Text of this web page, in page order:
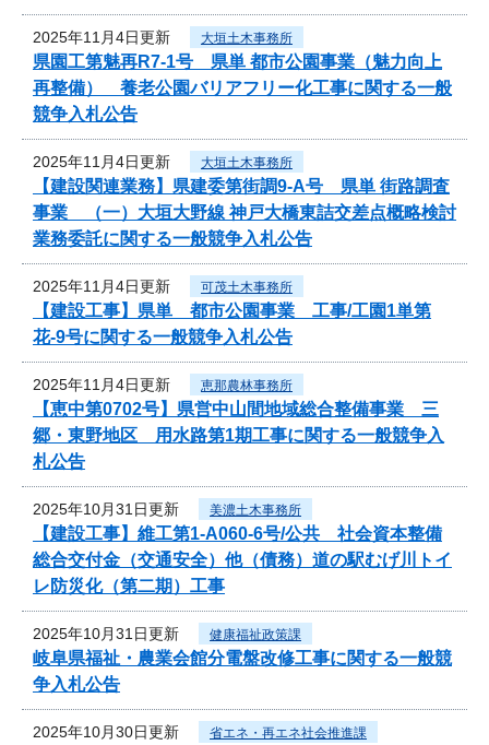
2025年11月4日更新 大垣土木事務所
県園工第魅再R7-1号 県単 都市公園事業（魅力向上
再整備） 養老公園バリアフリー化工事に関する一般
競争入札公告
2025年11月4日更新 大垣土木事務所
【建設関連業務】県建委第街調9-A号 県単 街路調査
事業 （一）大垣大野線 神戸大橋東詰交差点概略検討
業務委託に関する一般競争入札公告
2025年11月4日更新 可茂土木事務所
【建設工事】県単 都市公園事業 工事/工園1単第
花-9号に関する一般競争入札公告
2025年11月4日更新 恵那農林事務所
【恵中第0702号】県営中山間地域総合整備事業 三
郷・東野地区 用水路第1期工事に関する一般競争入
札公告
2025年10月31日更新 美濃土木事務所
【建設工事】維工第1-A060-6号/公共 社会資本整備
総合交付金（交通安全）他（債務）道の駅むげ川トイ
レ防災化（第二期）工事
2025年10月31日更新 健康福祉政策課
岐阜県福祉・農業会館分電盤改修工事に関する一般競
争入札公告
2025年10月30日更新 省エネ・再エネ社会推進課